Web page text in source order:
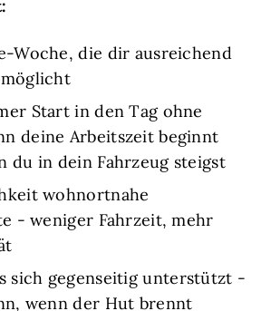
Woche, die dir ausreichend
Start in den Tag ohne
deine Arbeitszeit beginnt
du in dein Fahrzeug steigst
wohnortnahe
- weniger Fahrzeit, mehr
sich gegenseitig unterstützt -
wenn der Hut brennt